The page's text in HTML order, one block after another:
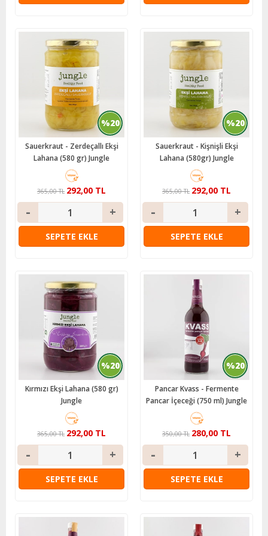
%20
Sauerkraut - Zerdeçallı Ekşi
Lahana (580 gr) Jungle
292,00 TL
365,00 TL
SEPETE EKLE
%20
Sauerkraut - Kişnişli Ekşi
Lahana (580gr) Jungle
292,00 TL
365,00 TL
SEPETE EKLE
%20
Kırmızı Ekşi Lahana (580 gr)
Jungle
292,00 TL
365,00 TL
SEPETE EKLE
%20
Pancar Kvass - Fermente
Pancar İçeceği (750 ml) Jungle
280,00 TL
350,00 TL
SEPETE EKLE